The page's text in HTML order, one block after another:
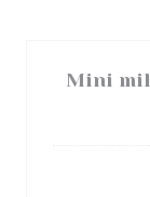
Mini